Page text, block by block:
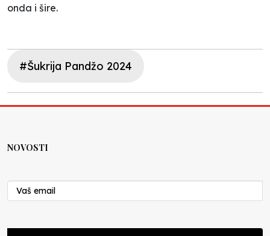
onda i šire.
#Šukrija Pandžo 2024
NOVOSTI